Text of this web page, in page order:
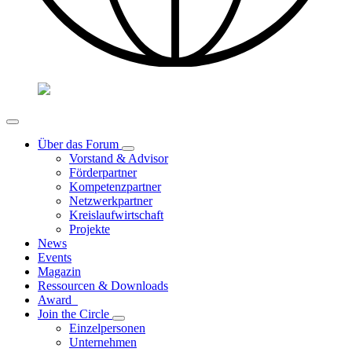
Über das Forum
Vorstand & Advisor
Förderpartner
Kompetenzpartner
Netzwerkpartner
Kreislaufwirtschaft
Projekte
News
Events
Magazin
Ressourcen & Downloads
Award
Join the Circle
Einzelpersonen
Unternehmen